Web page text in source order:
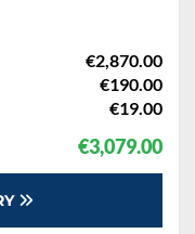
€2,870.00
€190.00
€19.00
€3,079.00